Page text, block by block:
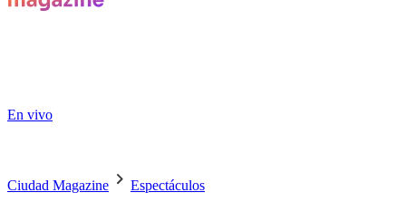
En vivo
Ciudad Magazine Espectáculos